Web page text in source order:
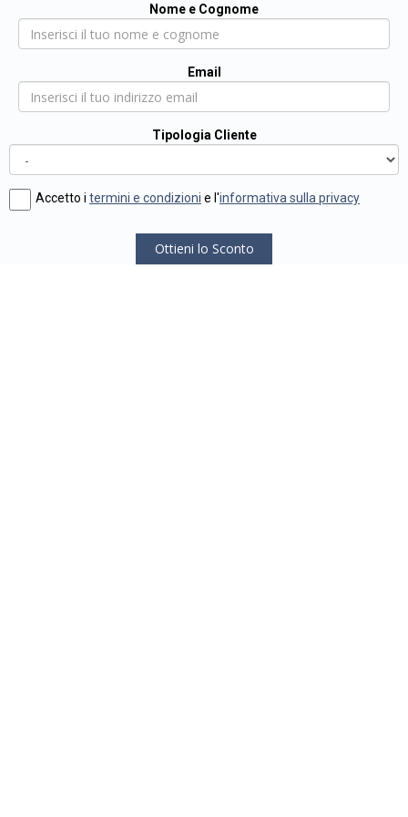
Nome e Cognome
Email
Tipologia Cliente
Accetto i termini e condizioni e l'informativa sulla privacy
Ottieni lo Sconto